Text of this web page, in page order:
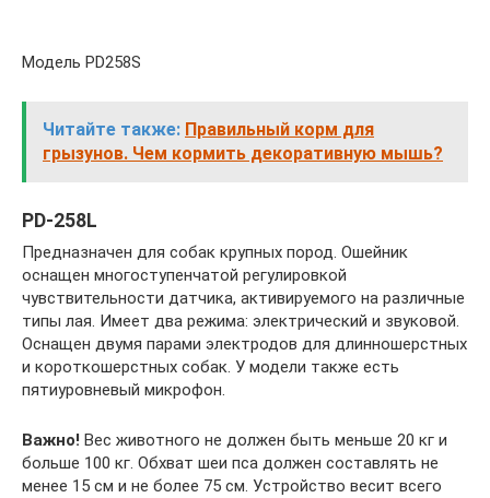
Модель PD258S
Читайте также: Правильный корм для
грызунов. Чем кормить декоративную мышь?
PD-258L
Предназначен для собак крупных пород. Ошейник
оснащен многоступенчатой регулировкой
чувствительности датчика, активируемого на различные
типы лая. Имеет два режима: электрический и звуковой.
Оснащен двумя парами электродов для длинношерстных
и короткошерстных собак. У модели также есть
пятиуровневый микрофон.
Важно! Вес животного не должен быть меньше 20 кг и
больше 100 кг. Обхват шеи пса должен составлять не
менее 15 см и не более 75 см. Устройство весит всего